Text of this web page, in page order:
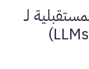
لـ
نماذج اللغة الكبيرة (LLMs)